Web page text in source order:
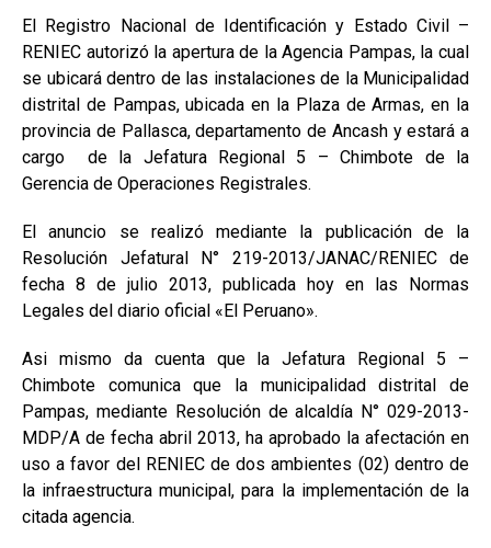
El Registro Nacional de Identificación y Estado Civil –
RENIEC autorizó la apertura de la Agencia Pampas, la cual
se ubicará dentro de las instalaciones de la Municipalidad
distrital de Pampas, ubicada en la Plaza de Armas, en la
provincia de Pallasca, departamento de Ancash y estará a
cargo de la Jefatura Regional 5 – Chimbote de la
Gerencia de Operaciones Registrales.
El anuncio se realizó mediante la publicación de la
Resolución Jefatural N° 219-2013/JANAC/RENIEC de
fecha 8 de julio 2013, publicada hoy en las Normas
Legales del diario oficial «El Peruano».
Asi mismo da cuenta que la Jefatura Regional 5 –
Chimbote comunica que la municipalidad distrital de
Pampas, mediante Resolución de alcaldía N° 029-2013-
MDP/A de fecha abril 2013, ha aprobado la afectación en
uso a favor del RENIEC de dos ambientes (02) dentro de
la infraestructura municipal, para la implementación de la
citada agencia.